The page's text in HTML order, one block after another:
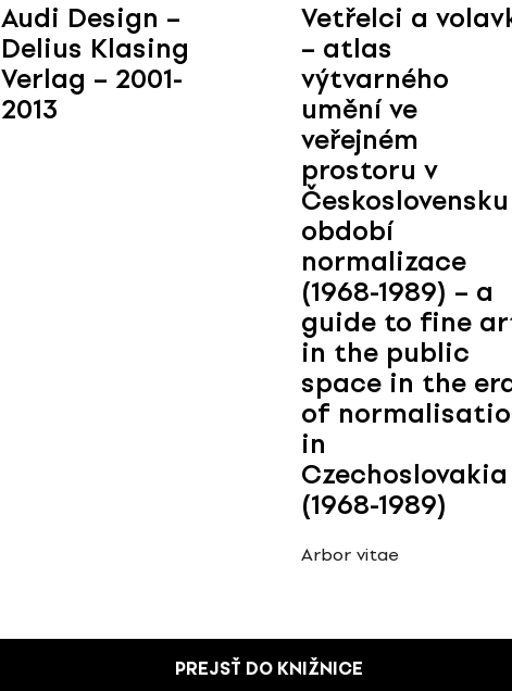
Audi Design –
Delius Klasing
Verlag – 2001-
2013
Vetřelci a
– atlas
výtvarného
umění ve
veřejném
prostoru v
období
normalizace
(1968-1989) – a
guide to fine
in the public
space in the
of
in
Czechoslovakia
(1968-1989)
Arbor vitae
PREJSŤ DO KNIŽNICE